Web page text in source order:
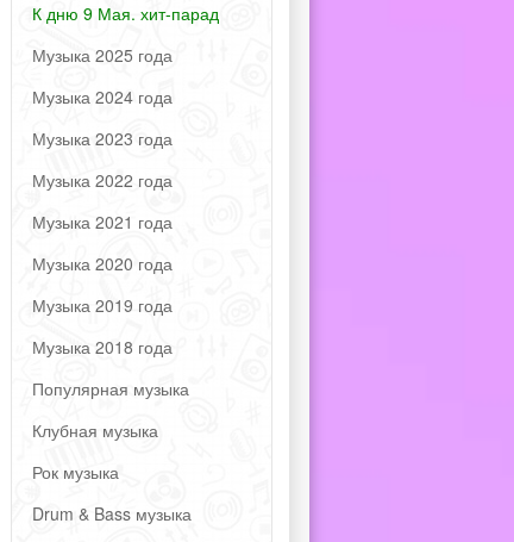
К дню 9 Мая. хит-парад
Музыка 2025 года
Музыка 2024 года
Музыка 2023 года
Музыка 2022 года
Музыка 2021 года
Музыка 2020 года
Музыка 2019 года
Музыка 2018 года
Популярная музыка
Клубная музыка
Рок музыка
Drum & Bass музыка